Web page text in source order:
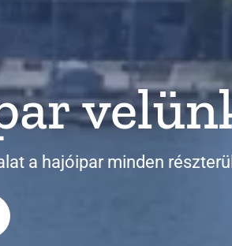
a hajóipar minden